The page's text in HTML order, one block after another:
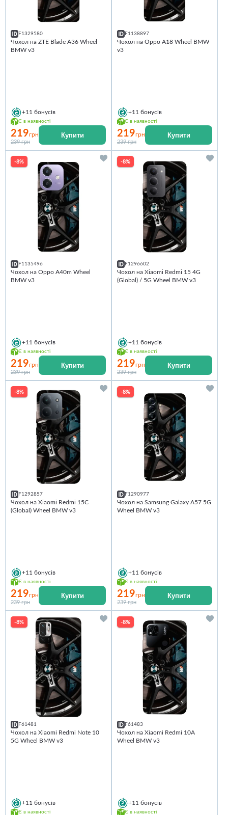
F1329580
Чохол на ZTE Blade A36 Wheel
BMW v3
+11 бонусів
Є в наявності
219грн
239 грн
Купити
F1138897
Чохол на Oppo A18 Wheel BMW
v3
+11 бонусів
Є в наявності
219грн
239 грн
Купити
-8%
F1135496
Чохол на Oppo A40m Wheel
BMW v3
+11 бонусів
Є в наявності
219грн
239 грн
Купити
-8%
F1296602
Чохол на Xiaomi Redmi 15 4G
(Global) / 5G Wheel BMW v3
+11 бонусів
Є в наявності
219грн
239 грн
Купити
-8%
F1292857
Чохол на Xiaomi Redmi 15C
(Global) Wheel BMW v3
+11 бонусів
Є в наявності
219грн
239 грн
Купити
-8%
F1290977
Чохол на Samsung Galaxy A57 5G
Wheel BMW v3
+11 бонусів
Є в наявності
219грн
239 грн
Купити
-8%
F61481
Чохол на Xiaomi Redmi Note 10
5G Wheel BMW v3
+11 бонусів
Є в наявності
-8%
F61483
Чохол на Xiaomi Redmi 10A
Wheel BMW v3
+11 бонусів
Є в наявності